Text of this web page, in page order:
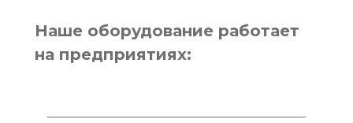
Наше оборудование работает
на предприятиях: